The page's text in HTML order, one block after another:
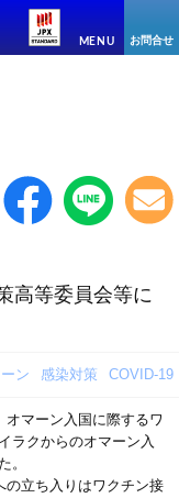
MENU お問合せ
高等委員会等に
ン 感染対策 COVID-19
マーン入国に際するワ
ラクからのオマーン入
。
の立ち入りはワクチン接